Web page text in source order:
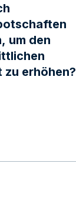
um den
zu erhöhen?